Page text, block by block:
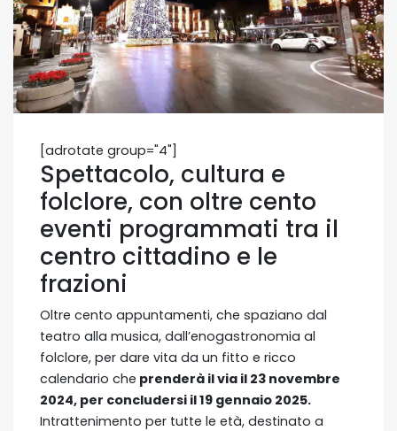
[adrotate group="4"]
Spettacolo, cultura e
folclore, con oltre cento
eventi programmati tra il
centro cittadino e le
frazioni
Oltre cento appuntamenti, che spaziano dal
teatro alla musica, dall’enogastronomia al
folclore, per dare vita da un fitto e ricco
calendario che prenderà il via il 23 novembre
2024, per concludersi il 19 gennaio 2025.
Intrattenimento per tutte le età, destinato a